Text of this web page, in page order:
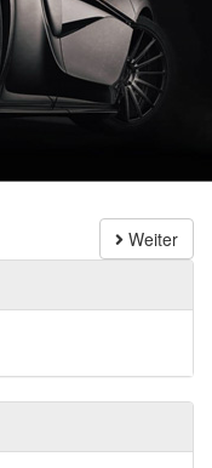
Weiter